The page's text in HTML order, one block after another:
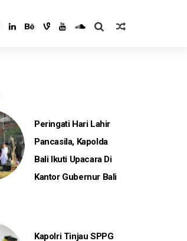
Peringati Hari Lahir
Pancasila, Kapolda
Bali Ikuti Upacara Di
Kantor Gubernur Bali
Kapolri Tinjau SPPG